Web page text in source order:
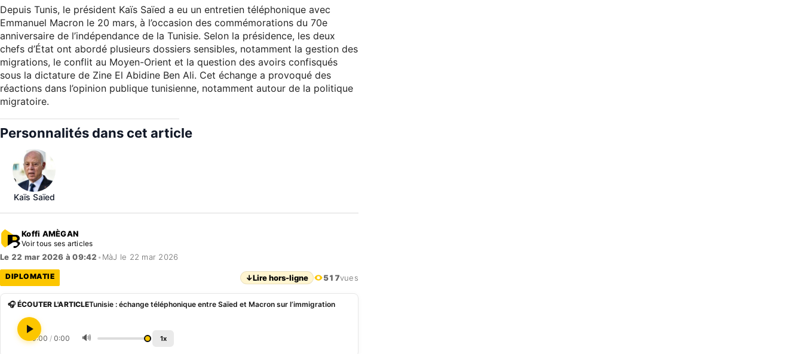
Depuis Tunis, le président Kaïs Saïed a eu un entretien téléphonique avec
Emmanuel Macron le 20 mars, à l’occasion des commémorations du 70e
anniversaire de l’indépendance de la Tunisie. Selon la présidence, les deux
chefs d’État ont abordé plusieurs dossiers sensibles, notamment la gestion des
migrations, le conflit au Moyen-Orient et la question des avoirs confisqués
sous la dictature de Zine El Abidine Ben Ali. Cet échange a provoqué des
réactions dans l’opinion publique tunisienne, notamment autour de la politique
migratoire.
Personnalités dans cet article
Kaïs Saïed
Koffi AMÈGAN
Voir tous ses articles
Le 22 mar 2026 à 09:42 • MàJ le 22 mar 2026
DIPLOMATIE ↓Lire hors-ligne 517vues
🎧 ÉCOUTER L'ARTICLETunisie : échange téléphonique entre Saïed et Macron sur l’immigration
0:00 / 0:00 🔊 1x